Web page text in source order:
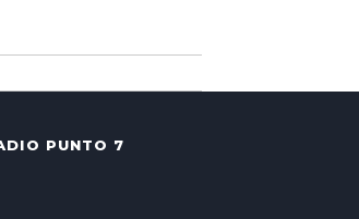
PUNTO 7